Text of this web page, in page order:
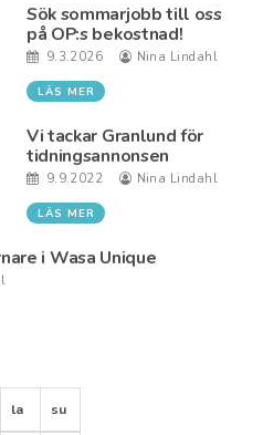
Sök sommarjobb till oss
på OP:s bekostnad!
9.3.2026 Nina Lindahl
LÄS MER
Vi tackar Granlund för
tidningsannonsen
9.9.2022 Nina Lindahl
LÄS MER
i Wasa Unique
la su